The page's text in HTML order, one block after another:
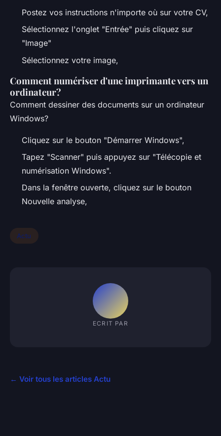
Postez vos instructions n'importe où sur votre CV,
Sélectionnez l'onglet "Entrée" puis cliquez sur
"Image"
Sélectionnez votre image,
Comment numériser d'une imprimante vers un
ordinateur?
Comment dessiner des documents sur un ordinateur
Windows?
Cliquez sur le bouton "Démarrer Windows",
Tapez "Scanner" puis appuyez sur "Télécopie et
numérisation Windows".
Dans la fenêtre ouverte, cliquez sur le bouton
Nouvelle analyse,
Actu
ECRIT PAR
← Voir tous les articles Actu